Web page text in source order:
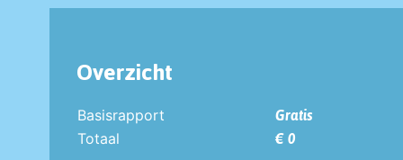
Overzicht
Basisrapport
Gratis
Totaal
€ 0